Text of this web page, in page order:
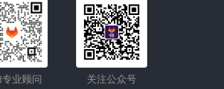
关注公众号
业顾问